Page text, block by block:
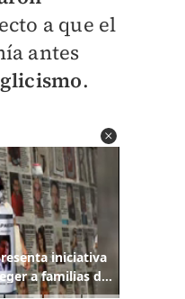
a que el
antes
.